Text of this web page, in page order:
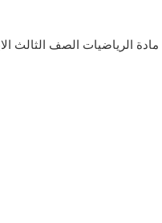
مادة الرياضيات الصف الثالث